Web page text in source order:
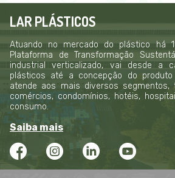
LAR PLÁSTICOS
Atuando no mercado do plástico há
Plataforma de Transformação
industrial verticalizado, vai desde a
plásticos até a concepção do produto
atende aos mais diversos segmentos,
comércios, condomínios, hotéis,
consumo.
Saiba mais